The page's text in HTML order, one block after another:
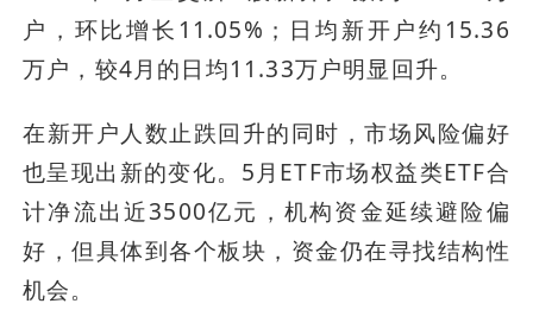
户，环比增长11.05%；日均新开户约15.36
万户，较4月的日均11.33万户明显回升。
在新开户人数止跌回升的同时，市场风险偏好
也呈现出新的变化。5月ETF市场权益类ETF合
计净流出近3500亿元，机构资金延续避险偏
好，但具体到各个板块，资金仍在寻找结构性
机会。